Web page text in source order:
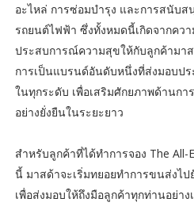
อะไหล่ การซ่อมบำรุง และการสนับส
รถยนต์ไฟฟ้า ซึ่งทั้งหมดนี้เกิดจากคว
ประสบการณ์ความสุขให้กับลูกค้ามา
การเป็นแบรนด์อันดับหนึ่งที่ส่งมอบป
ในทุกระดับ เพื่อเสริมศักยภาพด้านก
อย่างยั่งยืนในระยะยาว
สำหรับลูกค้าที่ได้ทำการจอง The All-
นี้ มาสด้าจะเริ่มทยอยทำการขนส่งไ
เพื่อส่งมอบให้ถึงมือลูกค้าทุกท่านอย่า